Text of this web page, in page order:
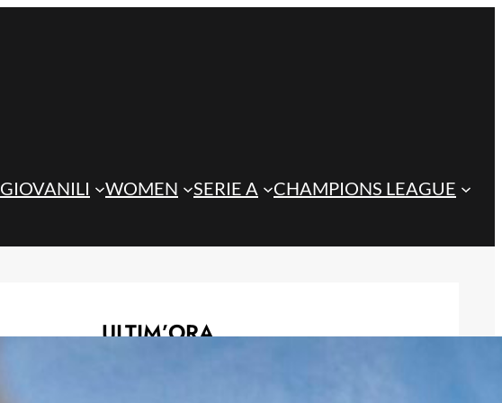
GIOVANILI WOMEN SERIE A
CHAMPIONS LEAGUE
ULTIM’ORA